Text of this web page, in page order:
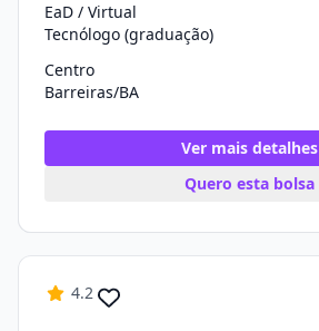
EaD / Virtual
Tecnólogo (graduação)
Centro
Barreiras/BA
Ver mais detalhes
Quero esta bolsa
4.2